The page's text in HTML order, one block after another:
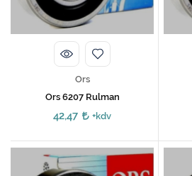
Ors
Ors 6207 Rulman
42,47 +kdv